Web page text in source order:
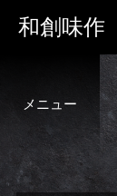
和創味
メニュー